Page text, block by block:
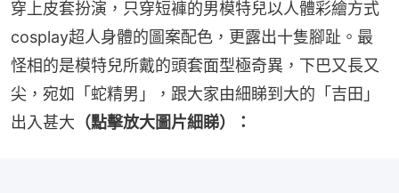
穿上皮套扮演，只穿短褲的男模特兒以人體彩繪方式
cosplay超人身體的圖案配色，更露出十隻腳趾。最
怪相的是模特兒所戴的頭套面型極奇異，下巴又長又
尖，宛如「蛇精男」，跟大家由細睇到大的「吉田」
出入甚大 （點擊放大圖片細睇）：